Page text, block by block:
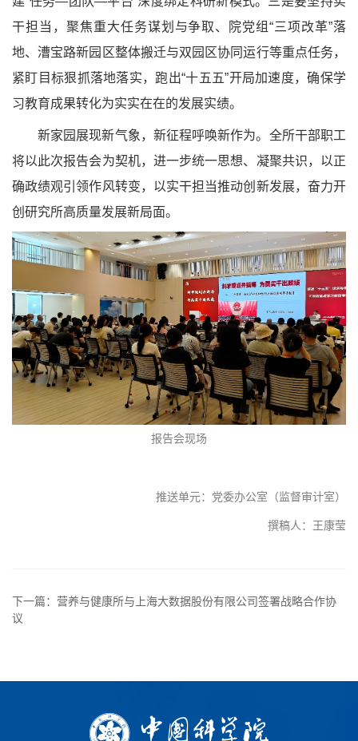
干担当，聚焦重大任务谋划与争取、院党组“三项改革”落
地、漕宝路新园区整体搬迁与双园区协同运行等重点任务，
紧盯目标狠抓落地落实，跑出“十五五”开局加速度，确保学
习教育成果转化为实实在在的发展实绩。
新家园展现新气象，新征程呼唤新作为。全所干部职工
将以此次报告会为契机，进一步统一思想、凝聚共识，以正
确政绩观引领作风转变，以实干担当推动创新发展，奋力开
创研究所高质量发展新局面。
报告会现场
推送单元：党委办公室（监督审计室）
撰稿人：王康莹
下一篇：营养与健康所与上海大数据股份有限公司签署战略合作协
议